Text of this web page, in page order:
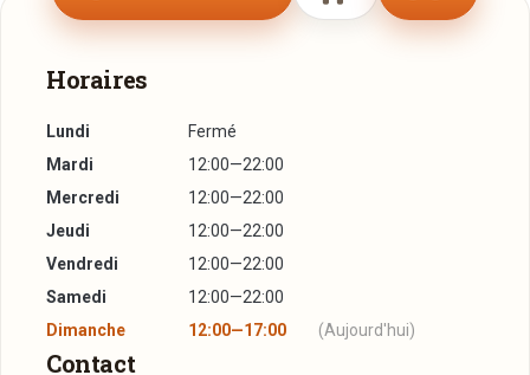
Horaires
Lundi
Fermé
Mardi
12:00—22:00
Mercredi
12:00—22:00
Jeudi
12:00—22:00
Vendredi
12:00—22:00
Samedi
12:00—22:00
Dimanche
12:00—17:00 (Aujourd'hui)
Contact